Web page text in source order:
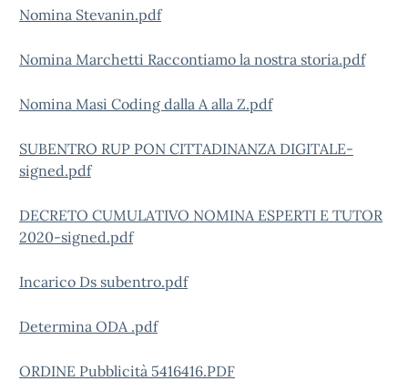
Nomina Stevanin.pdf
Nomina Marchetti Raccontiamo la nostra storia.pdf
Nomina Masi Coding dalla A alla Z.pdf
SUBENTRO RUP PON CITTADINANZA DIGITALE-
signed.pdf
DECRETO CUMULATIVO NOMINA ESPERTI E TUTOR
2020-signed.pdf
Incarico Ds subentro.pdf
Determina ODA .pdf
ORDINE Pubblicità 5416416.PDF